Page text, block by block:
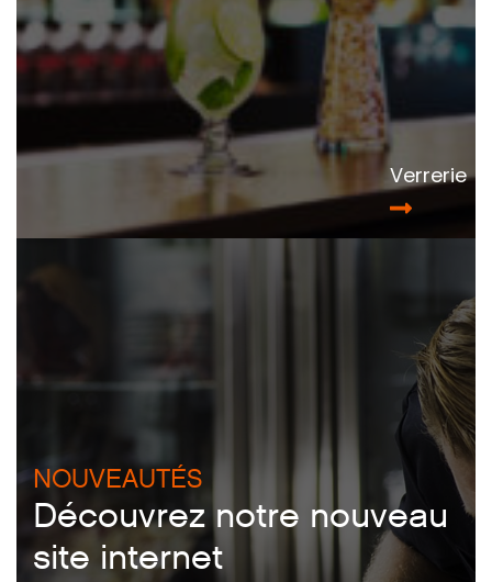
Verrerie
NOUVEAUTÉS
Découvrez notre nouveau
site internet